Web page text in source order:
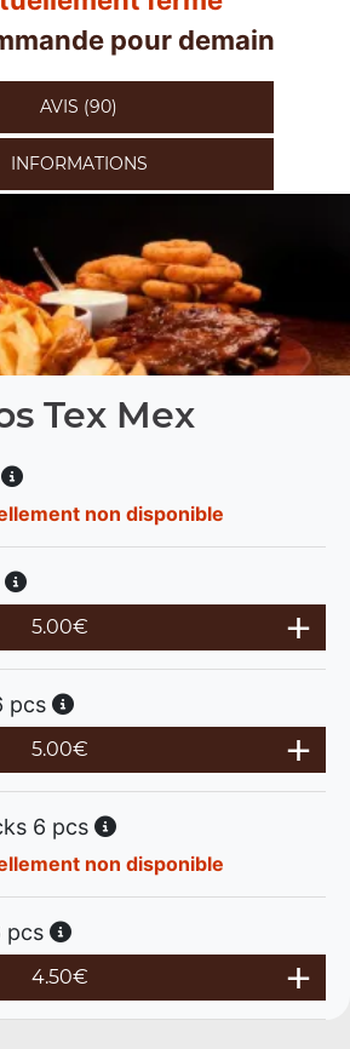
pour demain
AVIS (90)
INFORMATIONS
Tex Mex
non disponible
5.00€
pcs
5.00€
6 pcs
non disponible
pcs
4.50€